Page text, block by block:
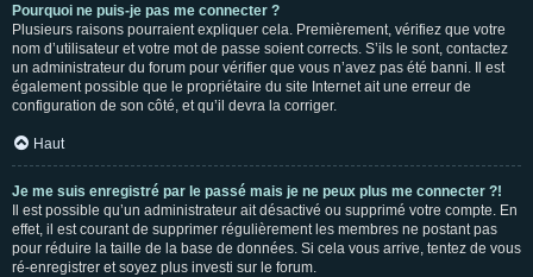
Pourquoi ne puis-je pas me connecter ?
Plusieurs raisons pourraient expliquer cela. Premièrement, vérifiez que votre
nom d’utilisateur et votre mot de passe soient corrects. S’ils le sont, contactez
un administrateur du forum pour vérifier que vous n’avez pas été banni. Il est
également possible que le propriétaire du site Internet ait une erreur de
configuration de son côté, et qu’il devra la corriger.
Haut
Je me suis enregistré par le passé mais je ne peux plus me connecter ?!
Il est possible qu’un administrateur ait désactivé ou supprimé votre compte. En
effet, il est courant de supprimer régulièrement les membres ne postant pas
pour réduire la taille de la base de données. Si cela vous arrive, tentez de vous
ré-enregistrer et soyez plus investi sur le forum.